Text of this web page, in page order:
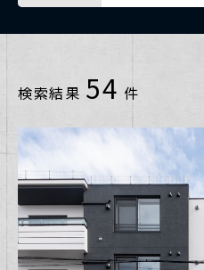
全ての地区
恵庭市
札幌市中央区
検索結果 54 件